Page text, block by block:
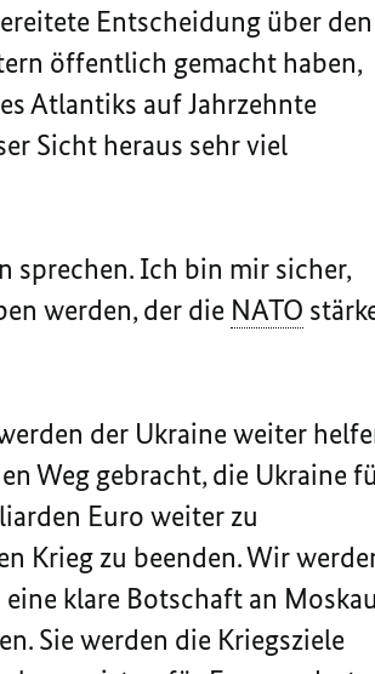
Entscheidung über den
öffentlich gemacht haben,
Atlantiks auf Jahrzehnte
Sicht heraus sehr viel
sprechen. Ich bin mir sicher,
werden, der die NATO
der Ukraine weiter
Weg gebracht, die Ukraine
Euro weiter zu
Krieg zu beenden. Wir
klare Botschaft an Moskau
Sie werden die Kriegsziele